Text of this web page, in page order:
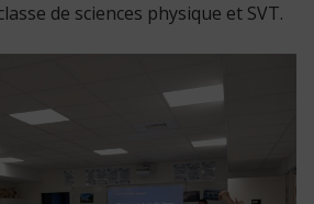
de sciences physique et SVT.